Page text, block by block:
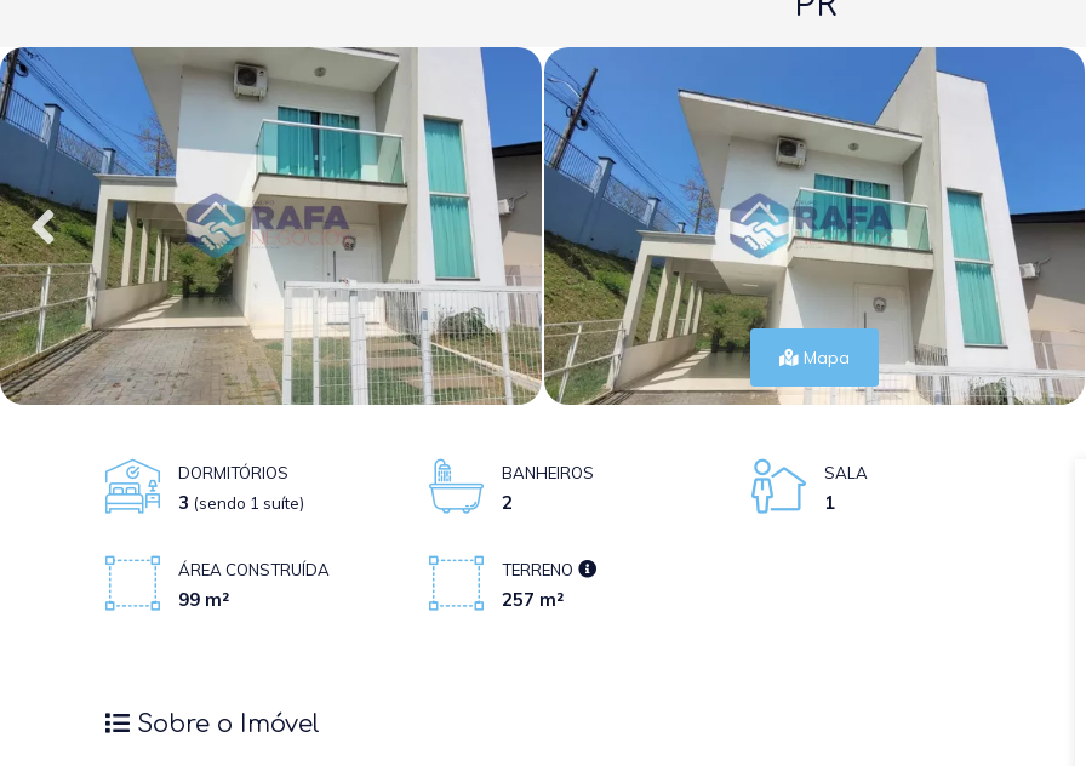
Mapa
DORMITÓRIOS
3 (sendo 1 suíte)
BANHEIROS
2
SALA
1
ÁREA CONSTRUÍDA
99 m²
TERRENO
257 m²
Sobre o Imóvel